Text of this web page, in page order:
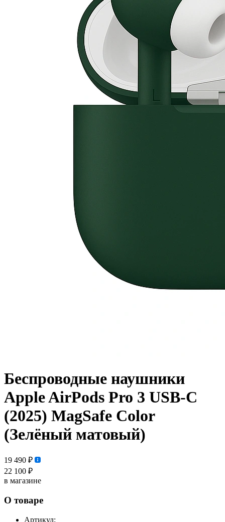
Беспроводные наушники
Apple AirPods Pro 3 USB-C
(2025) MagSafe Color
(Зелёный матовый)
19 490 ₽
22 100 ₽
в магазине
О товаре
Артикул: